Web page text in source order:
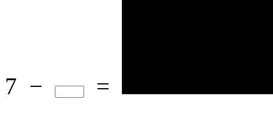
7 − =